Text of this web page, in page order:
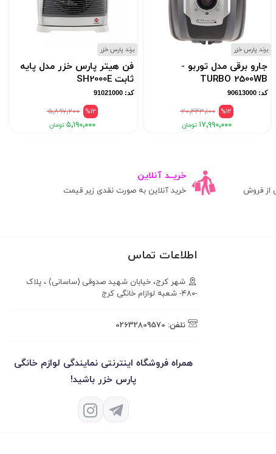
برند پارس خزر
جارو برقی مدل توربو -
TURBO 2500WB
کد: 90613000
%12 ۲۰٬۴۴۳٬۱۰۰
۱۷٬۹۹۰٬۰۰۰
برند پارس خزر
فن هیتر پارس خزر مدل پایه
ثابت SH2000E
کد: 91021000
%12 ۵٬۸۹۷٬۲۰۰
۵٬۱۹۰٬۰۰۰
فروش
خریــد آنلاین
خرید آنلاین به صورت نقدی زیر قیمت
اطلاعات تماس
شهر کرج، خیابان شهید صدوقی (ساسانی) ، پلاک
-۴۸۰- شعبه لوازام خانگی کرج
تلفن: 02632809570
همراه فروشگاه اینترنتی نمایندگی لوازم خانگی
پارس خزر باشید!